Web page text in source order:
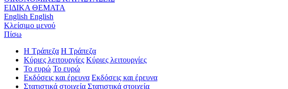
ΕΙΔΙΚΑ ΘΕΜΑΤΑ
English English
Κλείσιμο μενού
Πίσω
Η Τράπεζα Η Τράπεζα
Κύριες λειτουργίες Κύριες λειτουργίες
Το ευρώ Το ευρώ
Εκδόσεις και έρευνα Εκδόσεις και έρευνα
Στατιστικά στοιχεία Στατιστικά στοιχεία